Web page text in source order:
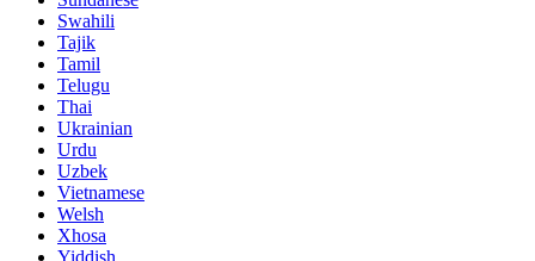
Swahili
Tajik
Tamil
Telugu
Thai
Ukrainian
Urdu
Uzbek
Vietnamese
Welsh
Xhosa